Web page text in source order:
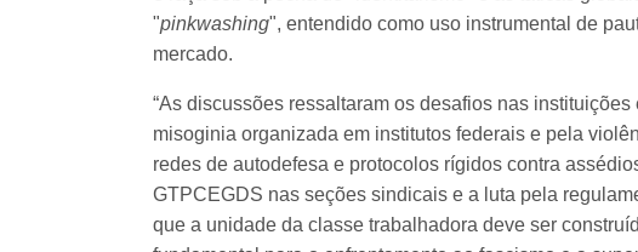
"pinkwashing", entendido como uso instrumental de
mercado.
“As discussões ressaltaram os desafios nas
misoginia organizada em institutos federais e pela
redes de autodefesa e protocolos rígidos contra
GTPCEGDS nas seções sindicais e a luta pela
que a unidade da classe trabalhadora deve ser